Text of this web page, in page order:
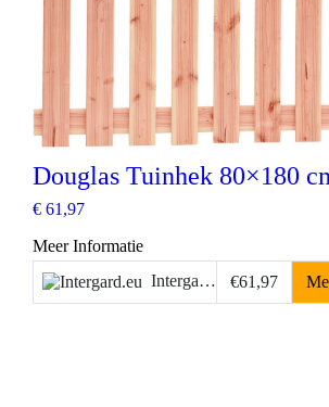
Douglas Tuinhek 80×180
€ 61,97
Meer Informatie
Intergard.eu
€61,97